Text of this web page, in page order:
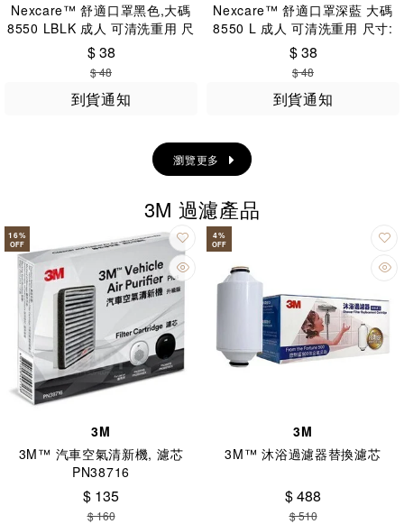
Nexcare™ 舒適口罩黑色,大碼
8550 LBLK 成人 可清洗重用 尺
寸: 26 x 16.5 (+-0.5)cm
$ 38
$ 48
到貨通知
Nexcare™ 舒適口罩深藍 大碼
8550 L 成人 可清洗重用 尺寸:
26 x 16.5 (+ -0.5)cm
$ 38
$ 48
到貨通知
瀏覽更多
3M 過濾產品
16%
OFF
3M
3M™ 汽車空氣清新機, 濾芯
PN38716
$ 135
$ 160
4%
OFF
3M
3M™ 沐浴過濾器替換濾芯
$ 488
$ 510